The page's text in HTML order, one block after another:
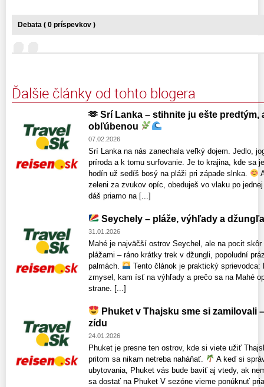
Debata ( 0 príspevkov )
Ďalšie články od tohto blogera
🫶 Srí Lanka – stihnite ju ešte predtým,
obľúbenou
07.02.2026
Srí Lanka na nás zanechala veľký dojem. Jedlo,
príroda a k tomu surfovanie. Je to krajina, kde sa
hodín už sedíš bosý na pláži pri západe slnka.
zeleni za zvukov opíc, obeduješ vo vlaku po
dáš priamo na [...]
Seychely – pláže, výhľady a
31.01.2026
Mahé je najväčší ostrov Seychel, ale na pocit
plážami – ráno krátky trek v džungli, popoludní
palmách.
Tento článok je praktický
zmysel, kam ísť na výhľady a prečo sa na Mahé
strane. [...]
Phuket v Thajsku sme si zamilovali
zídu
24.01.2026
Phuket je presne ten ostrov, kde si viete užiť
pritom sa nikam netreba naháňať.
A keď si
ubytovania, Phuket vás bude baviť aj vtedy, ak
sa dostať na Phuket V sezóne vieme ponúknuť